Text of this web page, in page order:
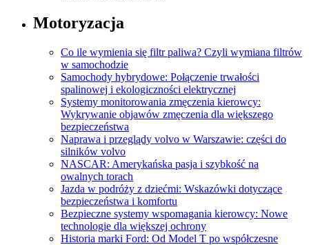
Motoryzacja
Co ile wymienia się filtr paliwa? Czyli wymiana filtrów
w samochodzie
Samochody hybrydowe: Połączenie trwałości
spalinowej i ekologiczności elektrycznej
Systemy monitorowania zmęczenia kierowcy:
Wykrywanie objawów zmęczenia dla większego
bezpieczeństwa
Naprawa i przeglądy volvo w Warszawie: części do
silników volvo
NASCAR: Amerykańska pasja i szybkość na
owalnych torach
Jazda w podróży z dziećmi: Wskazówki dotyczące
bezpieczeństwa i komfortu
Bezpieczne systemy wspomagania kierowcy: Nowe
technologie dla większej ochrony
Historia marki Ford: Od Model T po współczesne